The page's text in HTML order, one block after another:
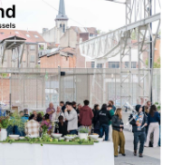
Next